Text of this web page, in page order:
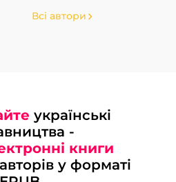
Всі автори
українські
-
книги
у форматі